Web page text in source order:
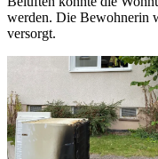
werden. Die Bewohnerin
versorgt.